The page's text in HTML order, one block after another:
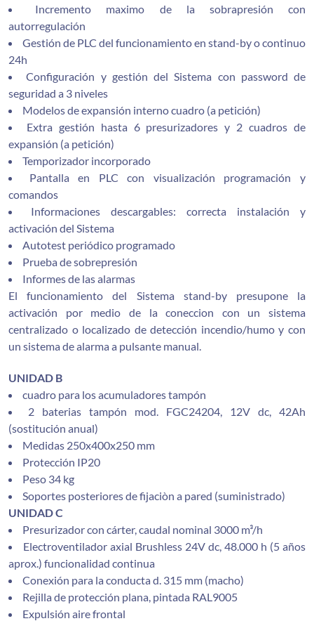
Incremento maximo de la sobrapresión con
autorregulación
Gestión de PLC del funcionamiento en stand-by o continuo
24h
Configuración y gestión del Sistema con password de
seguridad a 3 niveles
Modelos de expansión interno cuadro (a petición)
Extra gestión hasta 6 presurizadores y 2 cuadros de
expansión (a petición)
Temporizador incorporado
Pantalla en PLC con visualización programación y
comandos
Informaciones descargables: correcta instalación y
activación del Sistema
Autotest periódico programado
Prueba de sobrepresión
Informes de las alarmas
El funcionamiento del Sistema stand-by presupone la
activación por medio de la coneccion con un sistema
centralizado o localizado de detección incendio/humo y con
un sistema de alarma a pulsante manual.
UNIDAD B
cuadro para los acumuladores tampón
2 baterias tampón mod. FGC24204, 12V dc, 42Ah
(sostitución anual)
Medidas 250x400x250 mm
Protección IP20
Peso 34 kg
Soportes posteriores de fijaciòn a pared (suministrado)
UNIDAD C
Presurizador con cárter, caudal nominal 3000 m³/h
Electroventilador axial Brushless 24V dc, 48.000 h (5 años
aprox.) funcionalidad continua
Conexión para la conducta d. 315 mm (macho)
Rejilla de protección plana, pintada RAL9005
Expulsión aire frontal